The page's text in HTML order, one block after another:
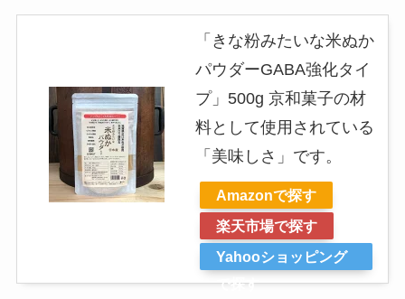
「きな粉みたいな米ぬか
パウダーGABA強化タイ
プ」500g 京和菓子の材
料として使用されている
「美味しさ」です。
Amazonで探す
楽天市場で探す
Yahooショッピング
で探す